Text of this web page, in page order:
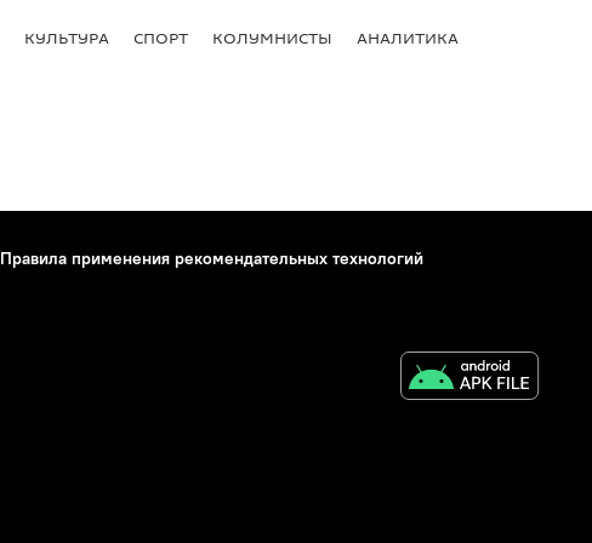
КУЛЬТУРА СПОРТ КОЛУМНИСТЫ АНАЛИТИКА
Правила применения рекомендательных технологий